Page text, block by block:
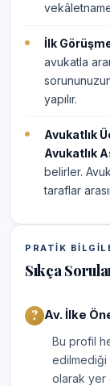
İlk
avukatla
yapılır.
Avukatlık
Avukatlık
belirler.
taraflar
PRATIK
Sıkça
Av. İlke
Bu profil
edilmediği
olarak yer